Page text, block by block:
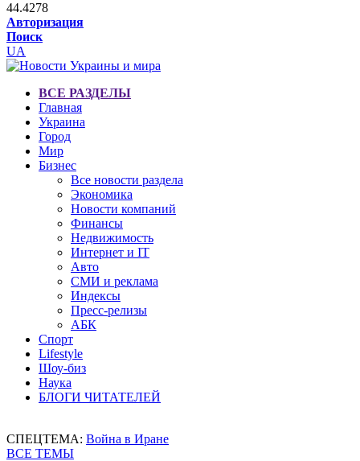
44.4278
Авторизация
Поиск
UA
ВСЕ РАЗДЕЛЫ
Главная
Украина
Город
Мир
Бизнес
Все новости раздела
Экономика
Новости компаний
Финансы
Недвижимость
Интернет и IT
Авто
СМИ и реклама
Индексы
Пресс-релизы
АБК
Спорт
Lifestyle
Шоу-биз
Наука
БЛОГИ ЧИТАТЕЛЕЙ
СПЕЦТЕМА: Война в Иране
ВСЕ ТЕМЫ